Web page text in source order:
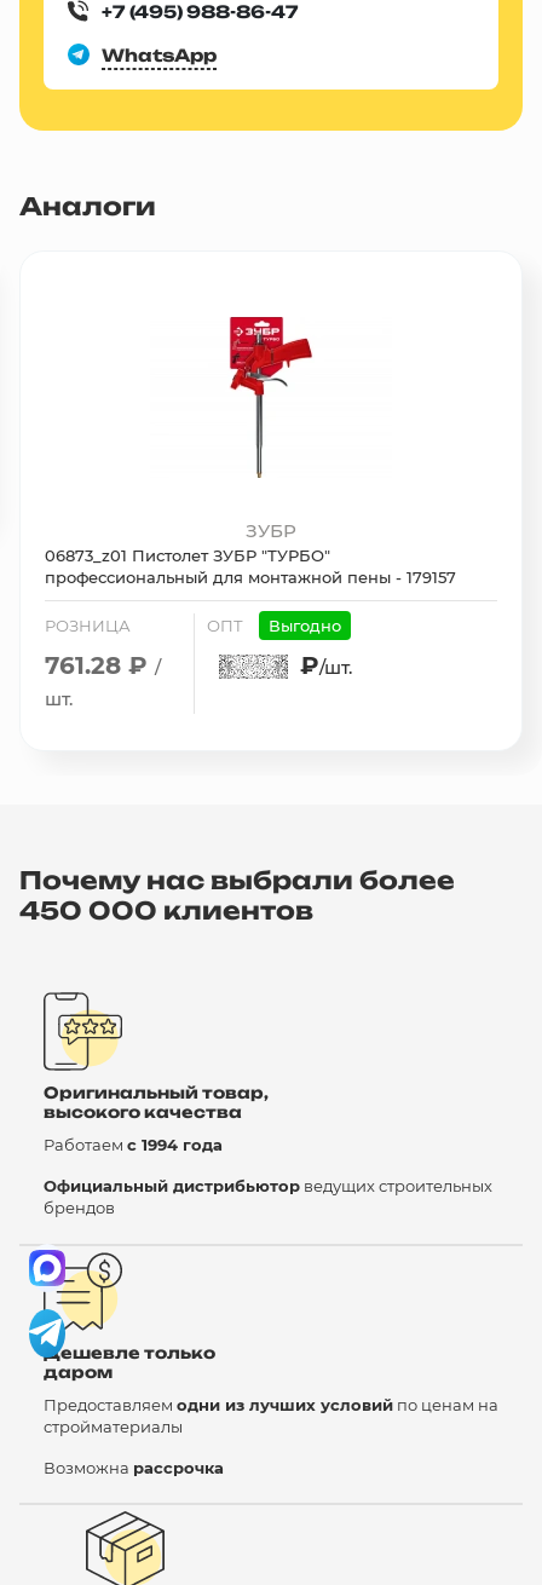
+7 (495) 988-86-47
WhatsApp
Аналоги
ЗУБР
06873_z01 Пистолет ЗУБР "ТУРБО"
профессиональный для монтажной пены - 179157
РОЗНИЦА
761.28 ₽ /
шт.
ОПТ Выгодно
₽/шт.
Почему нас выбрали более
450 000 клиентов
Оригинальный товар,
высокого качества
Работаем с 1994 года
Официальный дистрибьютор ведущих строительных
брендов
Дешевле только
даром
Предоставляем одни из лучших условий по ценам на
стройматериалы
Возможна рассрочка